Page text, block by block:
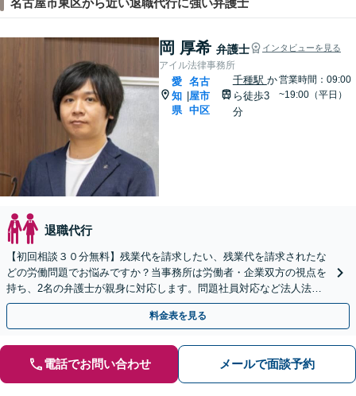
名古屋市東区から近い退職代行に強い弁護士
岡 厚希 弁護士 インタビューを見る
アイル法律事務所
愛
知
県
名古
屋市
中区
千種駅 か
ら徒歩3
分
営業時間：09:00
~19:00（平日）
退職代行
【初回相談３０分無料】残業代を請求したい、残業代を請求されたな
どの労働問題でお悩みですか？当事務所は労働者・企業双方の視点を
持ち、2名の弁護士が親身に対応します。問題社員対応など法人法務
もお任せを。LINEからの予約も可能です。
料金表を見る
電話でお問い合わせ メールで面談予約